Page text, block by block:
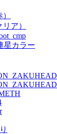
ア）
星カラー